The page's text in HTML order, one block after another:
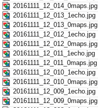
20161111_12_014_0maps.jpg
20161111_12_013_1echo.jpg
20161111_12_013_0maps.jpg
20161111_12_012_1echo.jpg
20161111_12_012_0maps.jpg
20161111_12_011_1echo.jpg
20161111_12_011_0maps.jpg
20161111_12_010_1echo.jpg
20161111_12_010_0maps.jpg
20161111_12_009_1echo.jpg
20161111_12_009_0maps.jpg